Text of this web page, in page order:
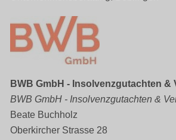
BWB GmbH - Insolvenzgutachten &
BWB GmbH - Insolvenzgutachten &
Beate Buchholz
Oberkircher Strasse 28